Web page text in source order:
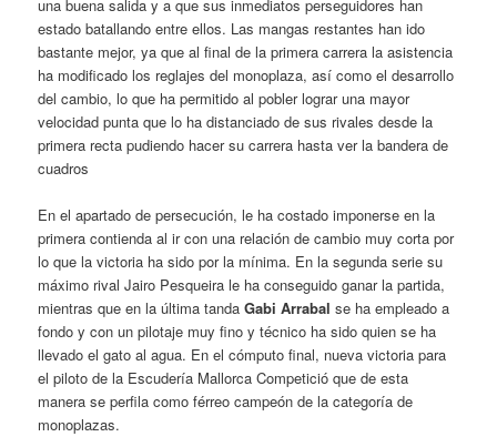
una buena salida y a que sus inmediatos perseguidores han
estado batallando entre ellos. Las mangas restantes han ido
bastante mejor, ya que al final de la primera carrera la asistencia
ha modificado los reglajes del monoplaza, así como el desarrollo
del cambio, lo que ha permitido al pobler lograr una mayor
velocidad punta que lo ha distanciado de sus rivales desde la
primera recta pudiendo hacer su carrera hasta ver la bandera de
cuadros
En el apartado de persecución, le ha costado imponerse en la
primera contienda al ir con una relación de cambio muy corta por
lo que la victoria ha sido por la mínima. En la segunda serie su
máximo rival Jairo Pesqueira le ha conseguido ganar la partida,
mientras que en la última tandaGabi Arrabal se ha empleado a
fondo y con un pilotaje muy fino y técnico ha sido quien se ha
llevado el gato al agua. En el cómputo final, nueva victoria para
el piloto de la Escudería Mallorca Competició que de esta
manera se perfila como férreo campeón de la categoría de
monoplazas.